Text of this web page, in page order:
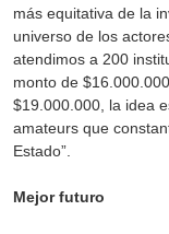
más equitativa de la
universo de los
atendimos a 200
monto de
$19.000.000, la idea
amateurs que
Estado”.
Mejor futuro